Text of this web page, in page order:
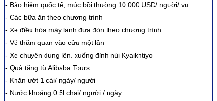
- Bảo hiểm quốc tế, mức bồi thường 10.000 USD/ người/ vụ
- Các bữa ăn theo chương trình
- Xe điều hòa máy lạnh đưa đón theo chương trình
- Vé thăm quan vào cửa một lần
- Xe chuyên dụng lên, xuống đỉnh núi Kyaikhtiyo
- Quà tặng từ Alibaba Tours
- Khăn ướt 1 cái/ ngày/ người
- Nước khoáng 0.5l chai/ người / ngày